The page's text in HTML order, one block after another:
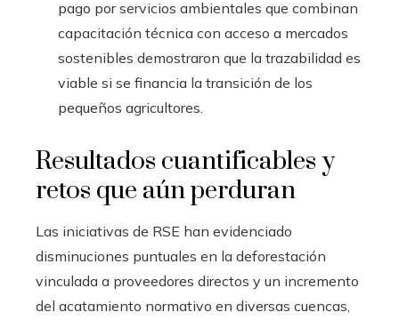
pago por servicios ambientales que combinan
capacitación técnica con acceso a mercados
sostenibles demostraron que la trazabilidad es
viable si se financia la transición de los
pequeños agricultores.
Resultados cuantificables y
retos que aún perduran
Las iniciativas de RSE han evidenciado
disminuciones puntuales en la deforestación
vinculada a proveedores directos y un incremento
del acatamiento normativo en diversas cuencas,